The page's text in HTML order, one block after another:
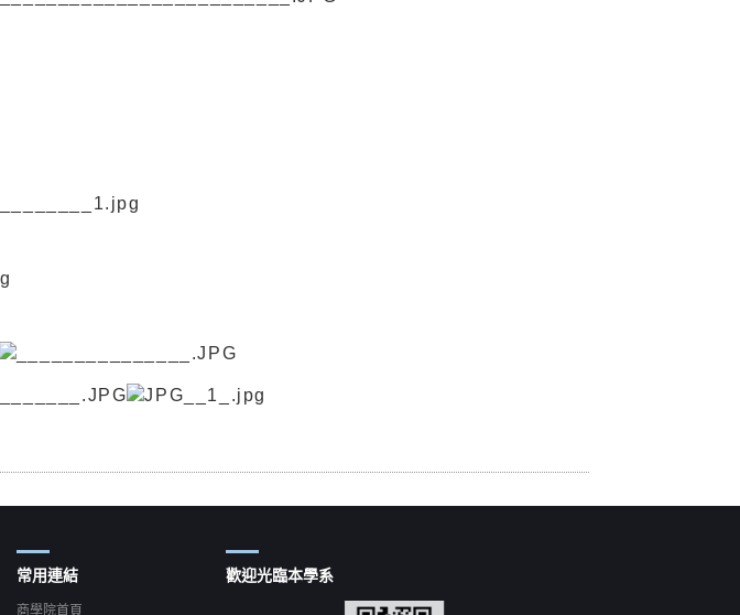
常用連結
商學院首頁
歡迎光臨本學系